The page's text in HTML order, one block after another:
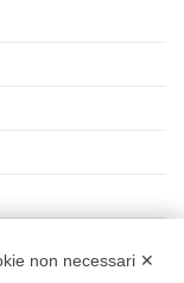
non necessari ✕